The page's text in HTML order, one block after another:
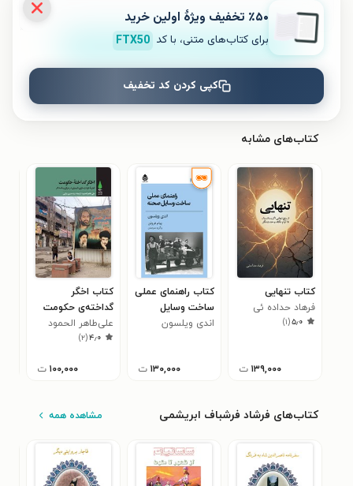
ثبت نظر
نظری برای کتاب ثبت نشده است.
کتاب‌های مشابه
کتاب تنهایی
فرهاد حداده ئی
۵٫۰(۱)
۱۳۹,۰۰۰ ت
کتاب راهنمای عملی
ساخت وسایل
صحنه
اندی ویلسون
۱۳۰,۰۰۰ ت
کتاب اخگر
گداخته‌ی حکومت
علی‌طاهر الحمود
۴٫۰(۲)
۱۰۰,۰۰۰ ت
کتاب‌های ف‍رش‍اد ف‍رش‍ب‍اف‌ اب‍ری‍ش‍م‍ی‌ مشاهده همه
٪۵۰ تخفیف ویژۀ اولین خرید
برای کتاب‌های متنی، با کد FTX50
کپی کردن کد تخفیف